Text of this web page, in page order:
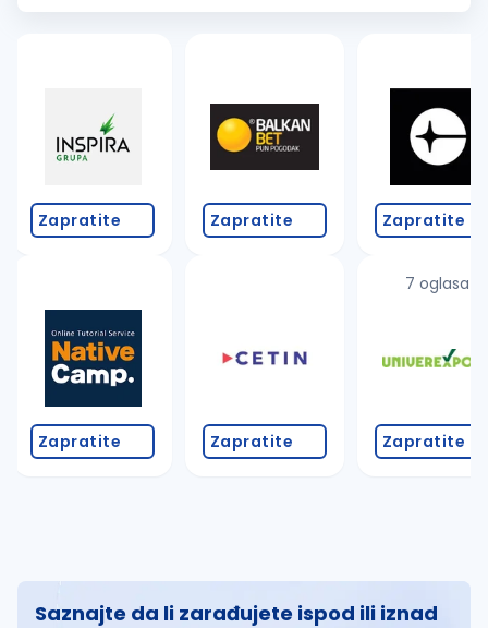
primanja
Zapratite
Zapratite
Zapratite
Zapratite
Zapratite
7 oglasa
Zapratite
Saznajte da li zarađujete ispod ili iznad